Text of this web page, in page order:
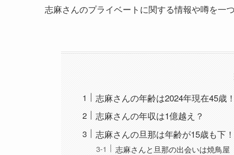
志麻さんのプライベートに関する情報や噂を一
志麻さんの年齢は2024年現在45歳！
志麻さんの年収は1億越え？
志麻さんの旦那は年齢が15歳も下
志麻さんと旦那の出会いは焼鳥屋